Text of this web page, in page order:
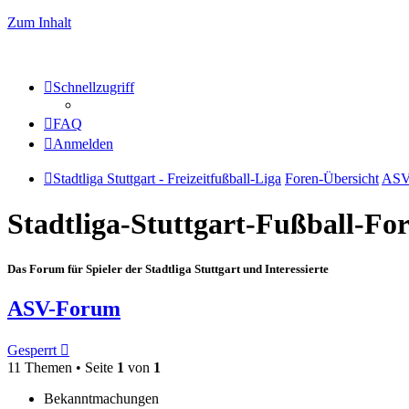
Zum Inhalt
Schnellzugriff
FAQ
Anmelden
Stadtliga Stuttgart - Freizeitfußball-Liga Foren-Übersicht
Stadtliga-Stuttgart-Fußball-
Das Forum für Spieler der Stadtliga Stuttgart und Interessierte
ASV-Forum
Gesperrt
11 Themen • Seite 1 von 1
Bekanntmachungen